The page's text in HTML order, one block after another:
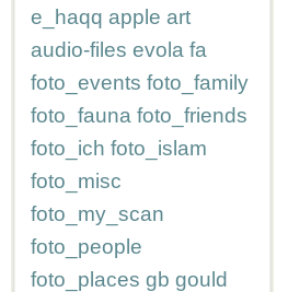
e_haqq apple art
audio-files evola fa
foto_events foto_family
foto_fauna foto_friends
foto_ich foto_islam
foto_misc
foto_my_scan
foto_people
foto_places gb gould